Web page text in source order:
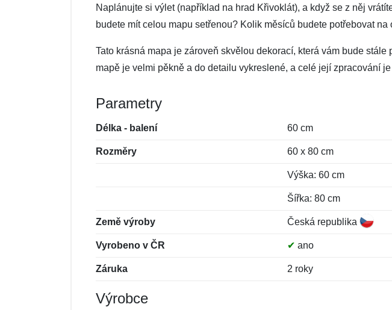
Naplánujte si výlet (například na hrad Křivoklát), a když se z něj
budete mít celou mapu setřenou? Kolik měsíců budete potřebovat
Tato krásná mapa je zároveň skvělou dekorací, která vám bude
mapě je velmi pěkně a do detailu vykreslené, a celé její zpracování
Parametry
Délka - balení 60 cm
Rozměry 60 x 80 cm
Výška: 60 cm
Šířka: 80 cm
Země výroby Česká republika
Vyrobeno v ČR ✔ ano
Záruka 2 roky
Výrobce